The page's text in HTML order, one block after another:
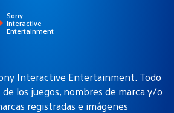
Sony
Interactive
Entertainment
Interactive Entertainment. Todo
los juegos, nombres de marca y/o
registradas e imágenes